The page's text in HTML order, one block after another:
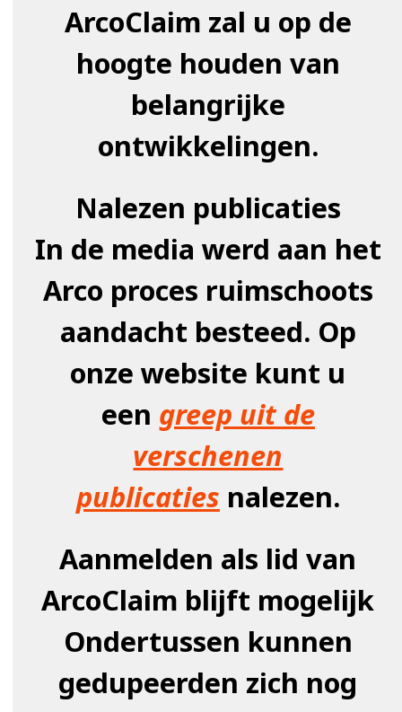
ArcoClaim zal u op de
hoogte houden van
belangrijke
ontwikkelingen.
Nalezen publicaties
In de media werd aan het
Arco proces ruimschoots
aandacht besteed. Op
onze website kunt u
een greep uit de
verschenen
publicaties nalezen.
Aanmelden als lid van
ArcoClaim blijft mogelijk
Ondertussen kunnen
gedupeerden zich nog